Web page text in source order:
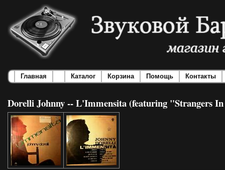
Главная Каталог Корзина Помощь Контакты
Dorelli Johnny -- L'Immensita (featuring "Strangers